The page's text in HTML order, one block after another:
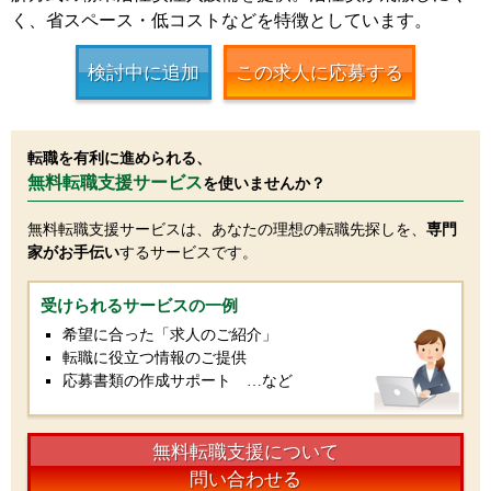
く、省スペース・低コストなどを特徴としています。
検討中に追加 この求人に応募する
転職を有利に進められる、
無料転職支援サービスを使いませんか？
無料転職支援サービスは、あなたの理想の転職先探しを、 専門
家がお手伝いするサービスです。
受けられるサービスの一例
希望に合った「求人のご紹介」
転職に役立つ情報のご提供
応募書類の作成サポート …など
無料転職支援について
問い合わせる